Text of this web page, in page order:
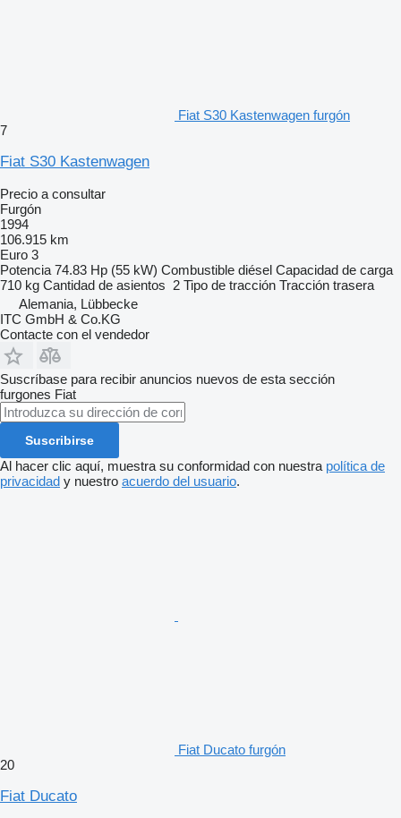
Fiat S30 Kastenwagen furgón
7
Fiat S30 Kastenwagen
Precio a consultar
Furgón
1994
106.915 km
Euro 3
Potencia 74.83 Hp (55 kW) Combustible diésel Capacidad de carga
710 kg Cantidad de asientos 2 Tipo de tracción Tracción trasera
Alemania, Lübbecke
ITC GmbH & Co.KG
Contacte con el vendedor
Suscríbase para recibir anuncios nuevos de esta sección
furgones Fiat
Suscribirse
Al hacer clic aquí, muestra su conformidad con nuestra política de
privacidad y nuestro acuerdo del usuario.
Fiat Ducato furgón
20
Fiat Ducato